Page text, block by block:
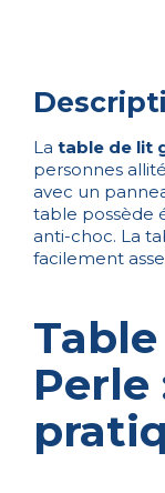
La table de lit
personnes
avec un
table possède
anti-choc. La
facilement